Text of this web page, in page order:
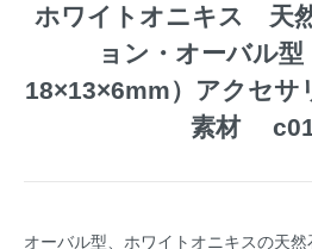
ホワイトオニキス 天
ョン・オーバル型
18×13×6mm）アクセサ
素材
オーバル型、ホワイトオニキスの天然